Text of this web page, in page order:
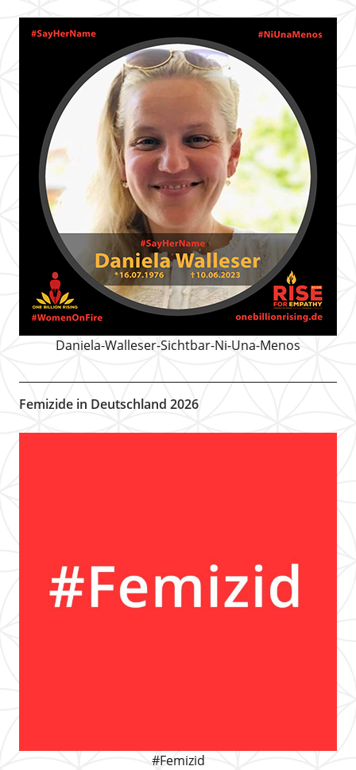
Daniela-Walleser-Sichtbar-Ni-Una-Menos
Femizide in Deutschland 2026
#Femizid